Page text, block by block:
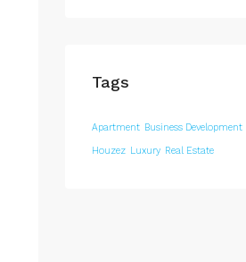
Tags
Apartment Business Development
Houzez Luxury Real Estate